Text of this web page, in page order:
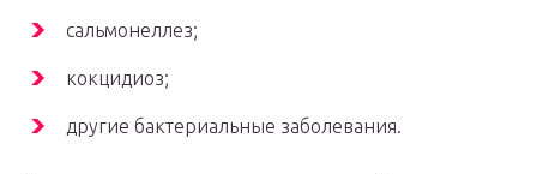
сальмонеллез;
кокцидиоз;
другие бактериальные заболевания.